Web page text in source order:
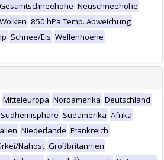
Gesamtschneehöhe Neuschneehöhe
850 hPa Temp. Abweichung
Schnee/Eis Wellenhoehe
Mitteleuropa Nordamerika Deutschland
Südhemisphäre Südamerika Afrika
Niederlande Frankreich
Nahost Großbritannien